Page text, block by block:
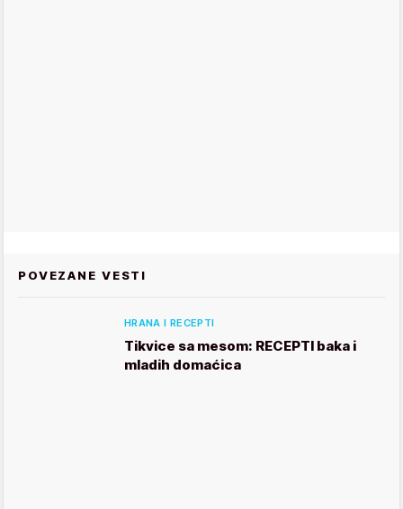
POVEZANE VESTI
HRANA I RECEPTI
Tikvice sa mesom: RECEPTI baka i
mladih domaćica